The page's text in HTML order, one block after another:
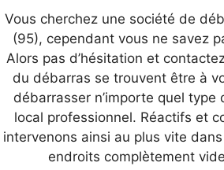
Vous cherchez une société de
(95), cependant vous ne savez
Alors pas d’hésitation et
du débarras se trouvent être à
débarrasser n’importe quel type
local professionnel. Réactifs et
intervenons ainsi au plus vite
endroits complètement